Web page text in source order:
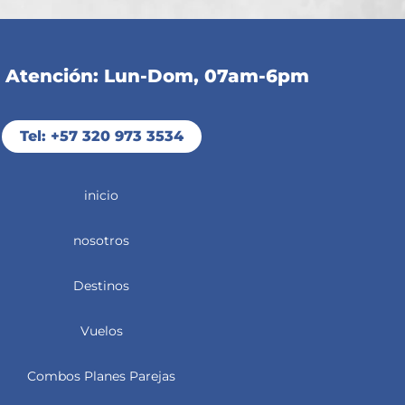
Atención: Lun-Dom, 07am-6pm
Tel: +57 320 973 3534
inicio
nosotros
Destinos
Vuelos
Combos Planes Parejas